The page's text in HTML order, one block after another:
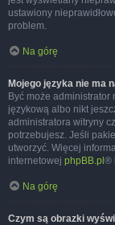
ustawiony
problem.
Na górę
Mojego języka nie ma
Być może
językową albo nikt
administratora witryny
potrzebujesz. Jeśli
utworzyć. Więcej
internetowej phpBB.pl ®
Na górę
Czym są obrazki